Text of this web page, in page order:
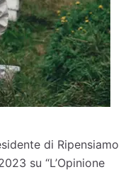
di Ripensiamo
su “L’Opinione